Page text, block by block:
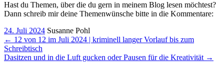
Hast du Themen, über die du gern in meinem Blog lesen möchtest?
Dann schreib mir deine Themenwünsche bitte in die Kommentare:
24. Juli 2024 Susanne Pohl
← 12 von 12 im Juli 2024 | kriminell langer Vorlauf bis zum
Schreibtisch
Dasitzen und in die Luft gucken oder Pausen für die Kreativität →